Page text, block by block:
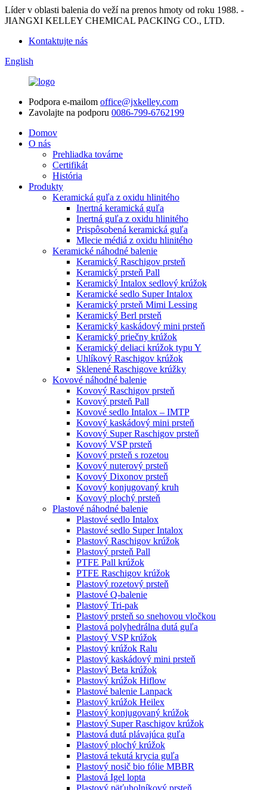
Líder v oblasti balenia do veží na prenos hmoty od roku 1988. -
JIANGXI KELLEY CHEMICAL PACKING CO., LTD.
Kontaktujte nás
English
Podpora e-mailom office@jxkelley.com
Zavolajte na podporu 0086-799-6762199
Domov
O nás
Prehliadka továrne
Certifikát
História
Produkty
Keramická guľa z oxidu hlinitého
Inertná keramická guľa
Inertná guľa z oxidu hlinitého
Prispôsobená keramická guľa
Mlecie médiá z oxidu hlinitého
Keramické náhodné balenie
Keramický Raschigov prsteň
Keramický prsteň Pall
Keramický Intalox sedlový krúžok
Keramické sedlo Super Intalox
Keramický prsteň Mimi Lessing
Keramický Berl prsteň
Keramický kaskádový mini prsteň
Keramický priečny krúžok
Keramický deliaci krúžok typu Y
Uhlíkový Raschigov krúžok
Sklenené Raschigove krúžky
Kovové náhodné balenie
Kovový Raschigov prsteň
Kovový prsteň Pall
Kovové sedlo Intalox – IMTP
Kovový kaskádový mini prsteň
Kovový Super Raschigov prsteň
Kovový VSP prsteň
Kovový prsteň s rozetou
Kovový nuterový prsteň
Kovový Dixonov prsteň
Kovový konjugovaný kruh
Kovový plochý prsteň
Plastové náhodné balenie
Plastové sedlo Intalox
Plastové sedlo Super Intalox
Plastový Raschigov krúžok
Plastový prsteň Pall
PTFE Pall krúžok
PTFE Raschigov krúžok
Plastový rozetový prsteň
Plastové Q-balenie
Plastový Tri-pak
Plastový prsteň so snehovou vločkou
Plastová polyhedrálna dutá guľa
Plastový VSP krúžok
Plastový krúžok Ralu
Plastový kaskádový mini prsteň
Plastový Beta krúžok
Plastový krúžok Hiflow
Plastové balenie Lanpack
Plastový krúžok Heilex
Plastový konjugovaný krúžok
Plastový Super Raschigov krúžok
Plastová dutá plávajúca guľa
Plastový plochý krúžok
Plastová tekutá krycia guľa
Plastový nosič bio fólie MBBR
Plastová Igel lopta
Plastový päťuholníkový prsteň